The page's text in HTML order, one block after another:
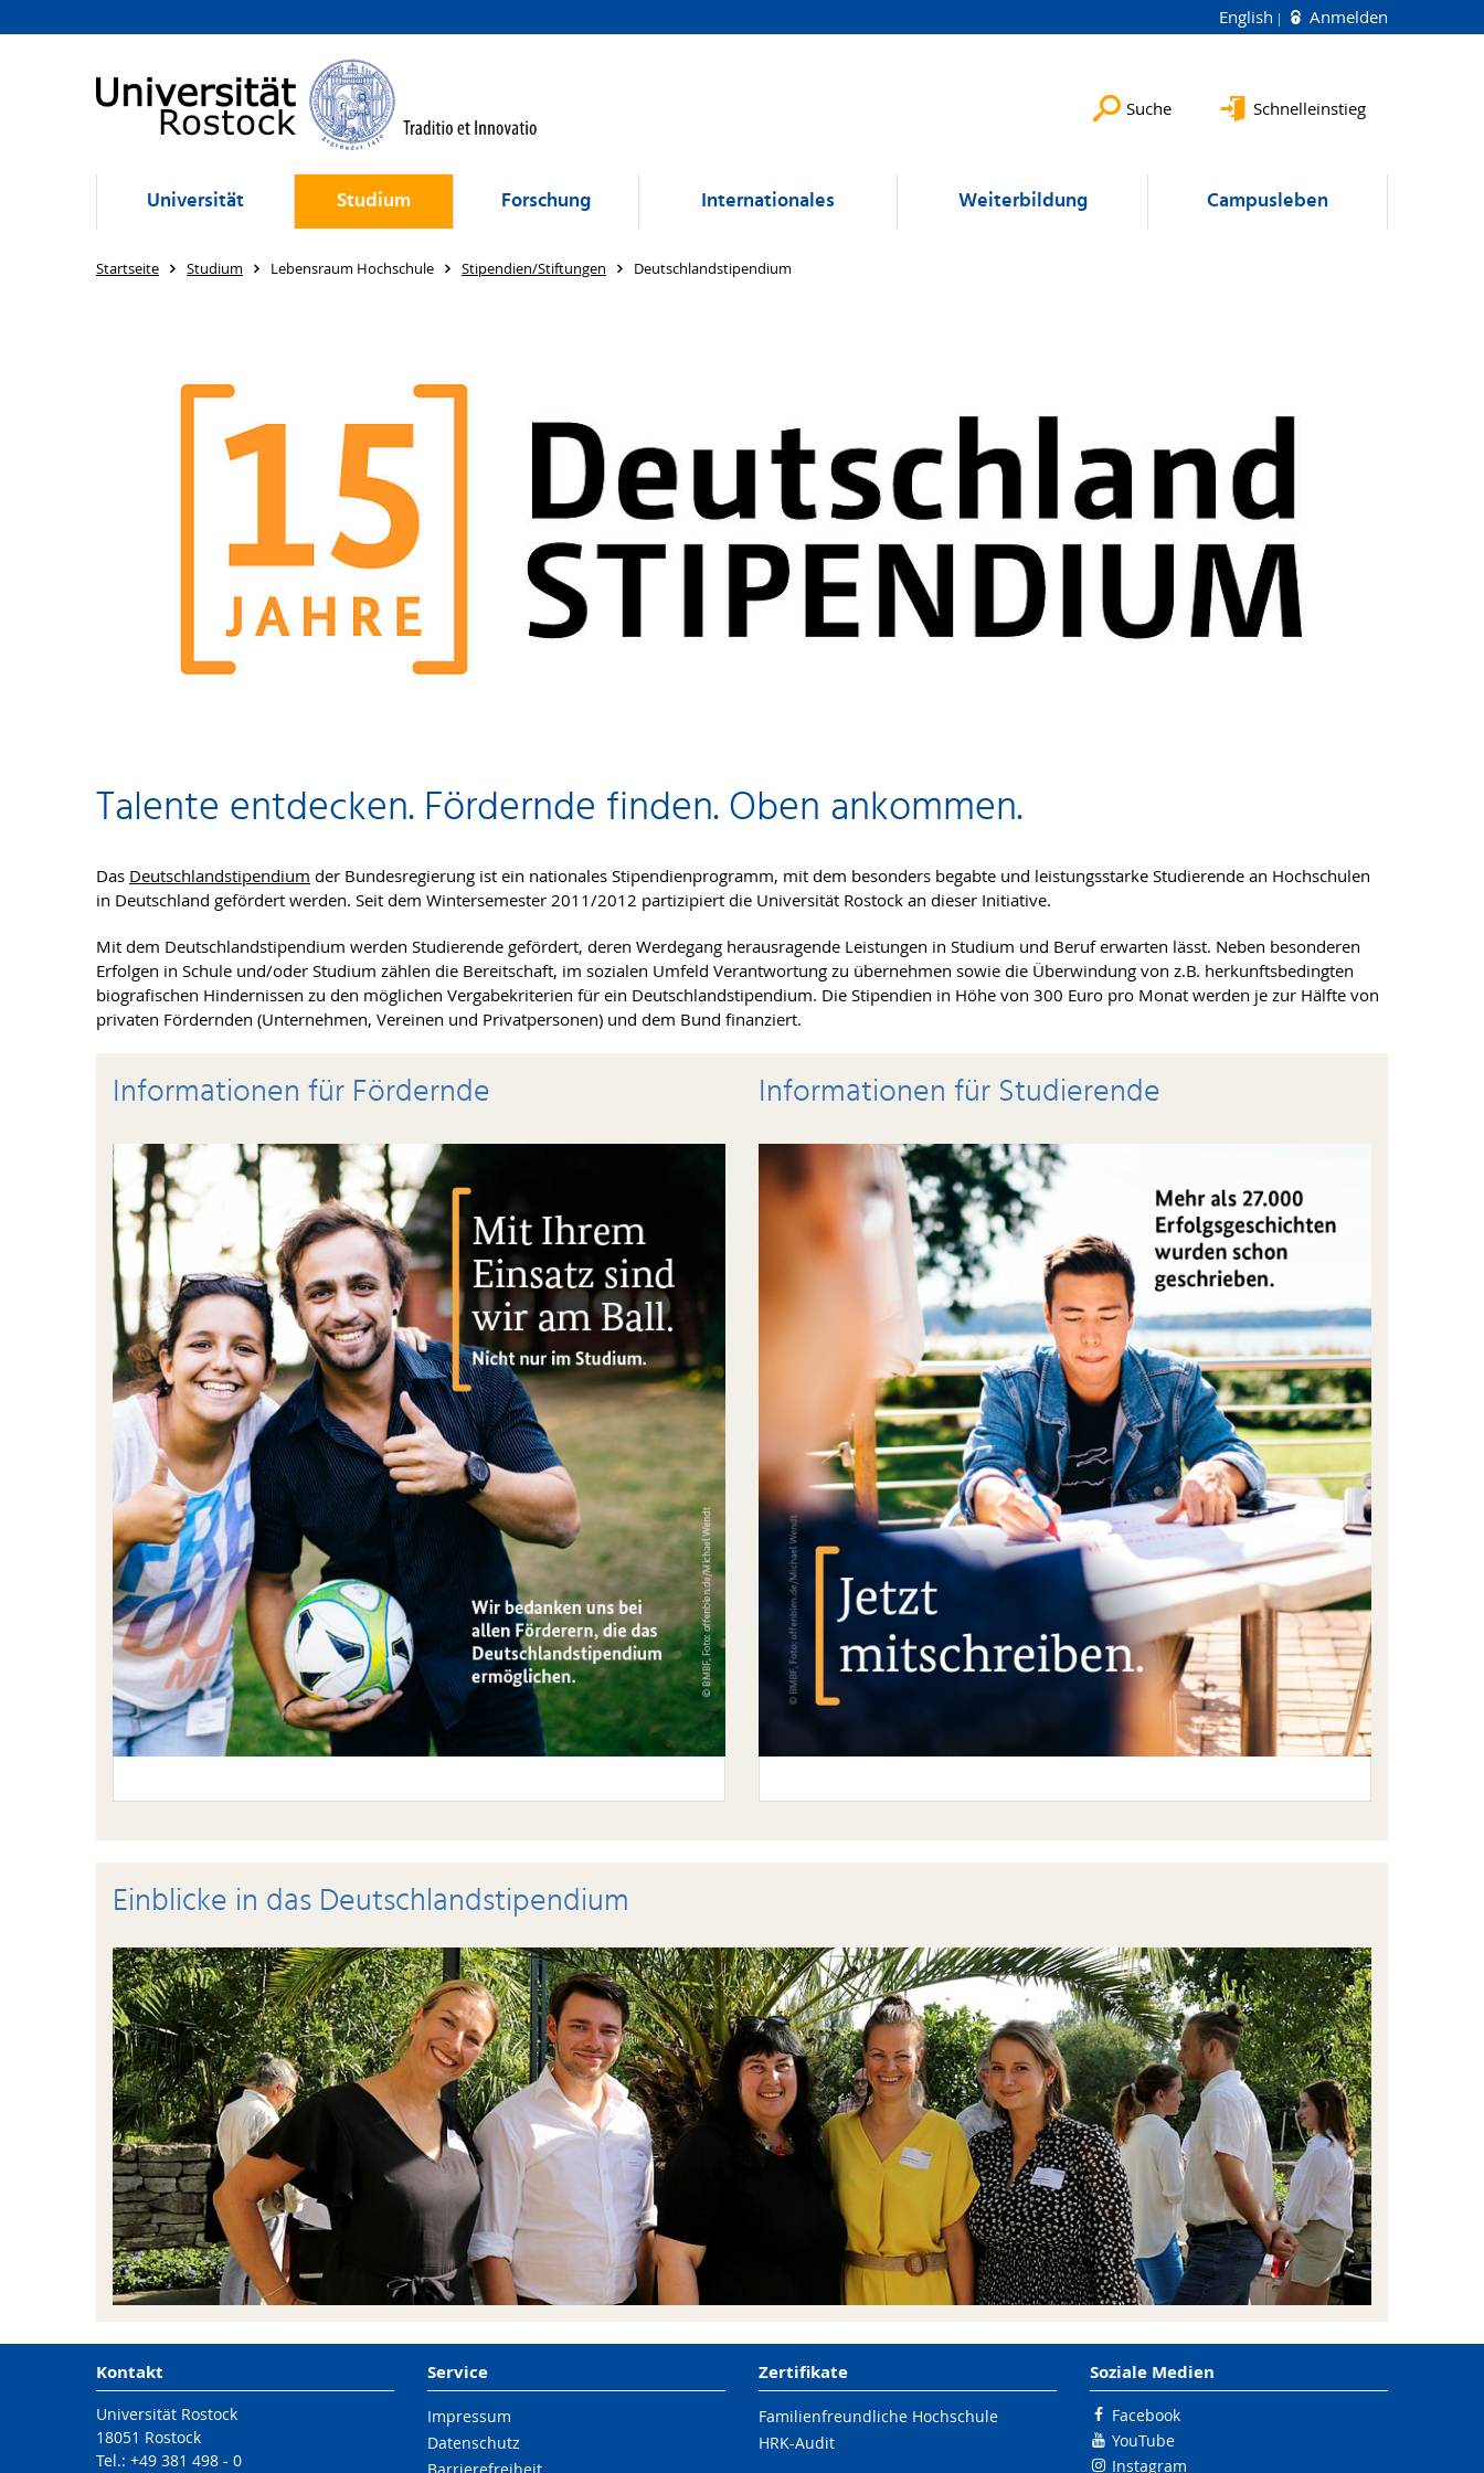
English Anmelden
Suche Schnelleinstieg
Universität Studium Forschung Internationales Weiterbildung Campusleben
Startseite Studium Lebensraum Hochschule Stipendien/Stiftungen Deutschlandstipendium
Talente entdecken. Fördernde finden. Oben ankommen.
Das Deutschlandstipendium der Bundesregierung ist ein nationales Stipendienprogramm, mit dem besonders begabte und leistungsstarke Studierende an Hochschulen
in Deutschland gefördert werden. Seit dem Wintersemester 2011/2012 partizipiert die Universität Rostock an dieser Initiative.
Mit dem Deutschlandstipendium werden Studierende gefördert, deren Werdegang herausragende Leistungen in Studium und Beruf erwarten lässt. Neben besonderen
Erfolgen in Schule und/oder Studium zählen die Bereitschaft, im sozialen Umfeld Verantwortung zu übernehmen sowie die Überwindung von z.B. herkunftsbedingten
biografischen Hindernissen zu den möglichen Vergabekriterien für ein Deutschlandstipendium. Die Stipendien in Höhe von 300 Euro pro Monat werden je zur Hälfte von
privaten Fördernden (Unternehmen, Vereinen und Privatpersonen) und dem Bund finanziert.
Informationen für Fördernde Informationen für Studierende
Einblicke in das Deutschlandstipendium
Kontakt
Universität Rostock
18051 Rostock
Tel.: +49 381 498 - 0
Service
Impressum
Datenschutz
Zertifikate
Familienfreundliche Hochschule
HRK-Audit
Soziale Medien
Facebook
YouTube
Instagram